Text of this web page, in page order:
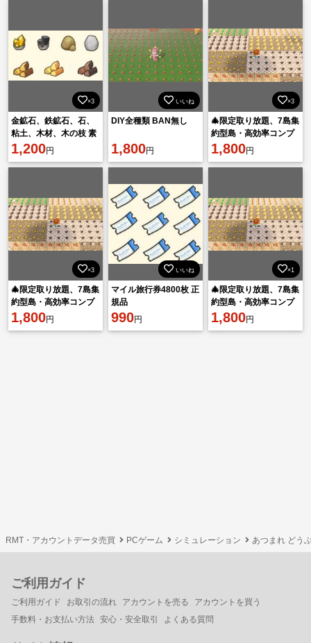
×3
金鉱石、鉄鉱石、石、
粘土、木材、木の枝 素
材・材料 BAN無し
1,200円
いいね
DIY全種類 BAN無し
1,800円
×3
🎄限定取り放題、7島集
約型島・高効率コンプ
リートする！
1,800円
×3
🎄限定取り放題、7島集
約型島・高効率コンプ
リートする！
1,800円
いいね
マイル旅行券4800枚 正
規品
990円
×1
🎄限定取り放題、7島集
約型島・高効率コンプ
リートする！
1,800円
RMT・アカウントデータ売買 PCゲーム シミュレーション あつまれ どう
ご利用ガイド
ご利用ガイド お取引の流れ アカウントを売る
アカウントを買う
手数料・お支払い方法 安心・安全取引 よくある質問